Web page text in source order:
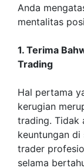
Anda
mentalitas
1. Terima
Trading
Hal pertama
kerugian
trading. Tidak
keuntungan
trader
selama